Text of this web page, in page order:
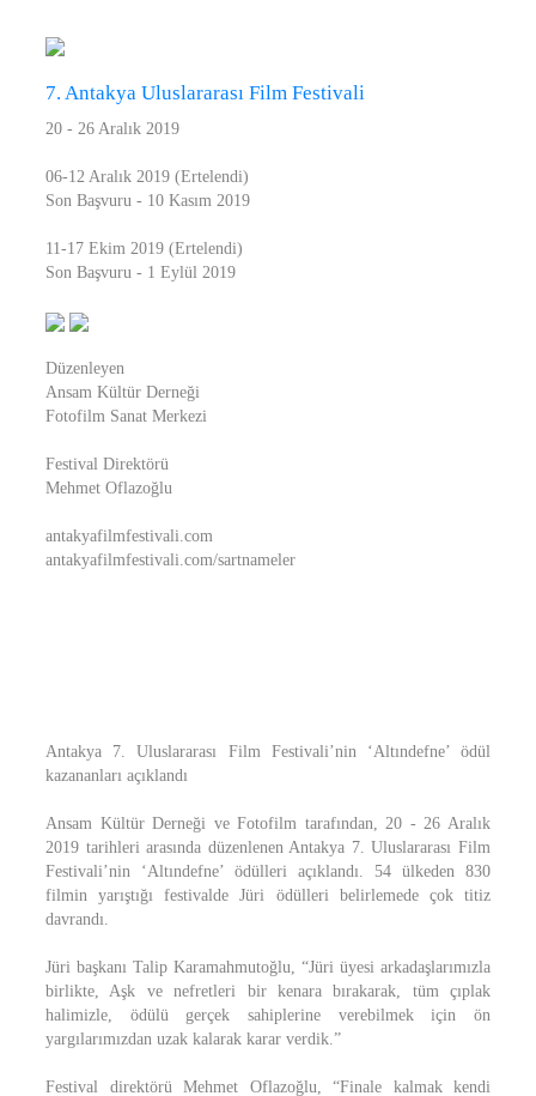
7. Antakya Uluslararası Film Festivali
20 - 26 Aralık 2019
06-12 Aralık 2019 (Ertelendi)
Son Başvuru - 10 Kasım 2019
11-17 Ekim 2019 (Ertelendi)
Son Başvuru - 1 Eylül 2019
Düzenleyen
Ansam Kültür Derneği
Fotofilm Sanat Merkezi
Festival Direktörü
Mehmet Oflazoğlu
antakyafilmfestivali.com
antakyafilmfestivali.com/sartnameler
Antakya 7. Uluslararası Film Festivali’nin ‘Altındefne’ ödül
kazananları açıklandı
Ansam Kültür Derneği ve Fotofilm tarafından, 20 - 26 Aralık
2019 tarihleri arasında düzenlenen Antakya 7. Uluslararası Film
Festivali’nin ‘Altındefne’ ödülleri açıklandı. 54 ülkeden 830
filmin yarıştığı festivalde Jüri ödülleri belirlemede çok titiz
davrandı.
Jüri başkanı Talip Karamahmutoğlu, “Jüri üyesi arkadaşlarımızla
birlikte, Aşk ve nefretleri bir kenara bırakarak, tüm çıplak
halimizle, ödülü gerçek sahiplerine verebilmek için ön
yargılarımızdan uzak kalarak karar verdik.”
Festival direktörü Mehmet Oflazoğlu, “Finale kalmak kendi